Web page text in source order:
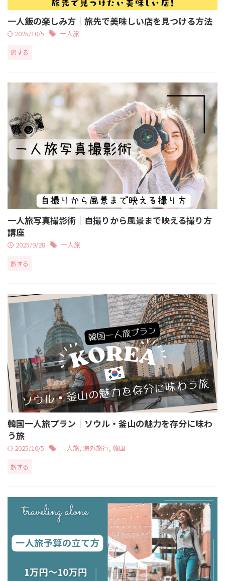
一人飯の楽しみ方｜旅先で美味しい店を見つける方法
2025/10/5 一人旅
旅する
一人旅写真撮影術｜自撮りから風景まで映える撮り方
講座
2025/9/28 一人旅
旅する
韓国一人旅プラン｜ソウル・釜山の魅力を存分に味わ
う旅
2025/10/5 一人旅, 海外旅行, 韓国
旅する